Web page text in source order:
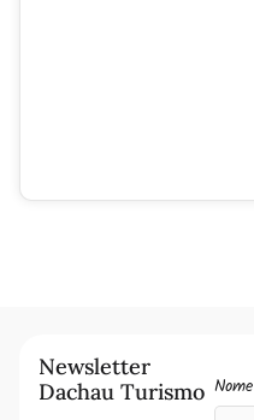
Newsletter
Dachau Turismo Nome